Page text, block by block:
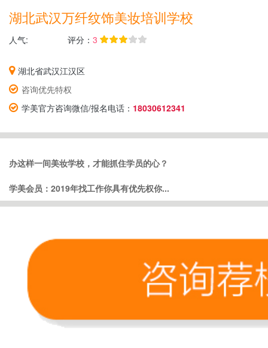
湖北武汉万纤纹饰美妆培训学校
人气: 评分： 3
湖北省武汉江汉区
咨询优先特权
学美官方咨询微信/报名电话： 18030612341
办这样一间美妆学校，才能抓住学员的心？
学美会员：2019年找工作你具有优先权你...